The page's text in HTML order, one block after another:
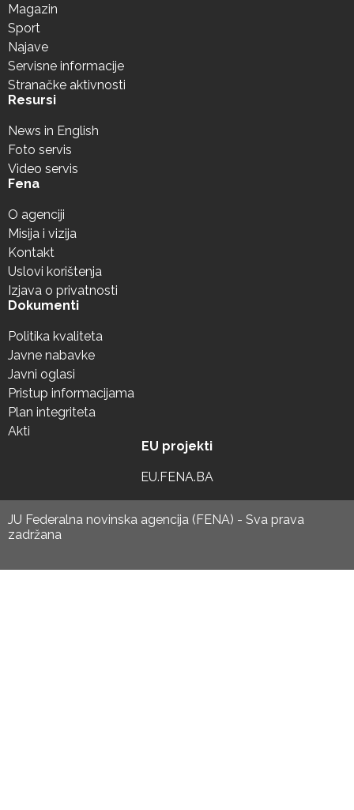
Magazin
Sport
Najave
Servisne informacije
Stranačke aktivnosti
Resursi
News in English
Foto servis
Video servis
Fena
O agenciji
Misija i vizija
Kontakt
Uslovi korištenja
Izjava o privatnosti
Dokumenti
Politika kvaliteta
Javne nabavke
Javni oglasi
Pristup informacijama
Plan integriteta
Akti
EU projekti
EU.FENA.BA
JU Federalna novinska agencija (FENA) - Sva prava
zadržana